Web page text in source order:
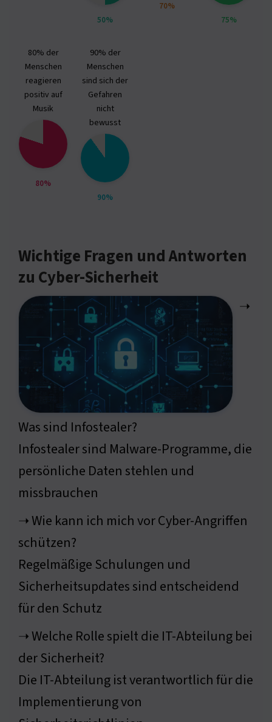
50%
70%
75%
80% der
Menschen
reagieren
positiv auf
Musik
80%
90% der
Menschen
sind sich der
Gefahren
nicht
bewusst
90%
Wichtige Fragen und Antworten
zu Cyber-Sicherheit
➝
Was sind Infostealer?
Infostealer sind Malware-Programme, die
persönliche Daten stehlen und
missbrauchen
➝ Wie kann ich mich vor Cyber-Angriffen
schützen?
Regelmäßige Schulungen und
Sicherheitsupdates sind entscheidend
für den Schutz
➝ Welche Rolle spielt die IT-Abteilung bei
der Sicherheit?
Die IT-Abteilung ist verantwortlich für die
Implementierung von